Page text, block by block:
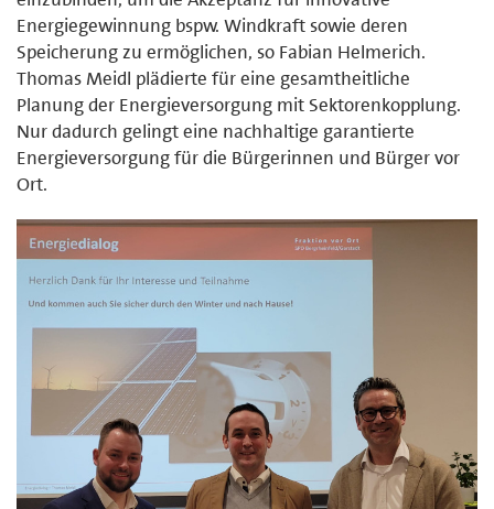
Energiegewinnung bspw. Windkraft sowie deren
Speicherung zu ermöglichen, so Fabian Helmerich.
Thomas Meidl plädierte für eine gesamtheitliche
Planung der Energieversorgung mit Sektorenkopplung.
Nur dadurch gelingt eine nachhaltige garantierte
Energieversorgung für die Bürgerinnen und Bürger vor
Ort.